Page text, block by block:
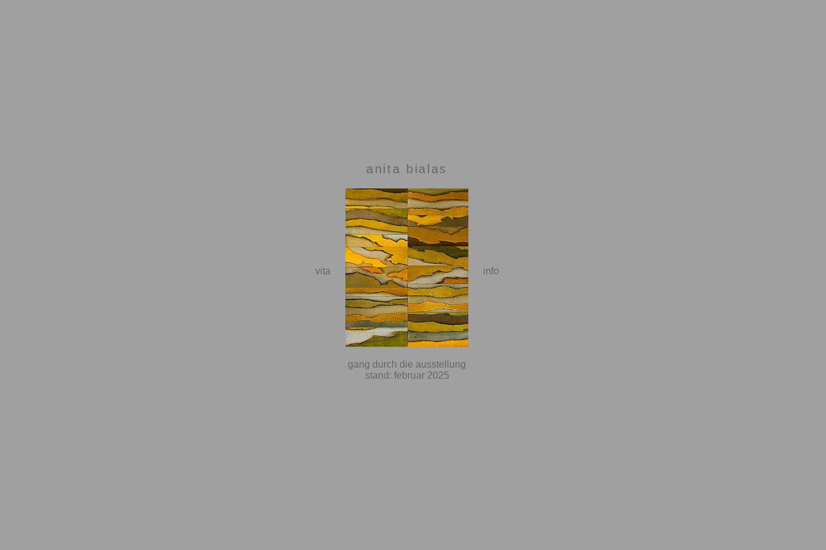
vita
anita bialas
gang durch die ausstellung
stand: februar 2025
info